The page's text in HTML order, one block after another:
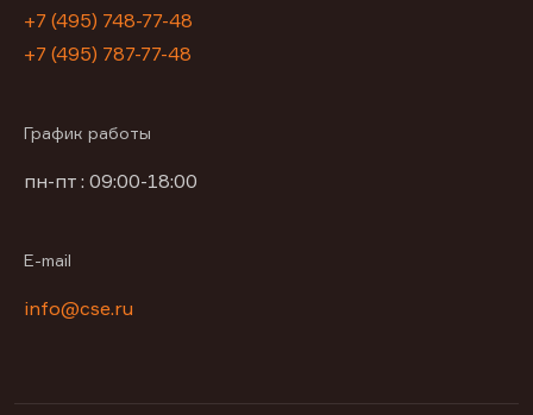
+7 (495) 748-77-48
+7 (495) 787-77-48
График работы
пн-пт : 09:00-18:00
E-mail
info@cse.ru